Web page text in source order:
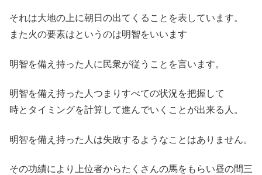
それは大地の上に朝日の出てくることを表しています。
また火の要素はというのは明智をいいます
明智を備え持った人に民衆が従うことを言います。
明智を備え持った人つまりすべての状況を把握して
時とタイミングを計算して進んでいくことが出来る人。
明智を備え持った人は失敗するようなことはありません。
その功績により上位者からたくさんの馬をもらい昼の間三